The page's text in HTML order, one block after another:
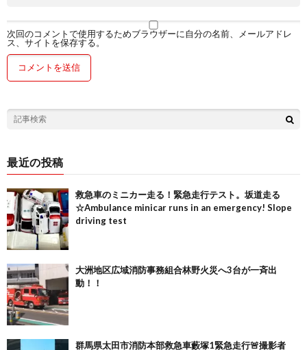
次回のコメントで使用するためブラウザーに自分の名前、メールアドレ
ス、サイトを保存する。
最近の投稿
救急車のミニカー走る！緊急走行テスト。坂道走る
☆Ambulance minicar runs in an emergency! Slope
driving test
大洲地区広域消防事務組合林野火災へ3台が一斉出
動！！
群馬県太田市消防本部救急車藪塚1緊急走行🚨撮影者